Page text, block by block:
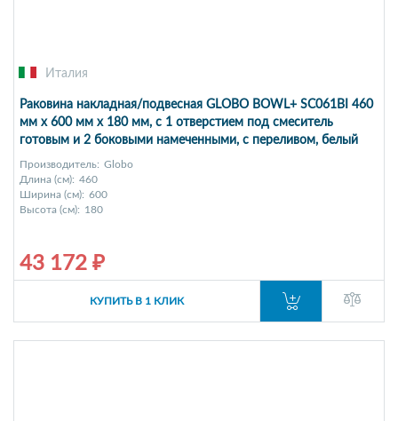
Италия
Раковина накладная/подвесная GLOBO BOWL+ SC061BI 460
мм х 600 мм х 180 мм, c 1 отверстием под смеситель
готовым и 2 боковыми намеченными, с переливом, белый
глянцевый (Снимается с производства)
Производитель: Globo
Длина (см): 460
Ширина (см): 600
Высота (см): 180
43 172 ₽
КУПИТЬ В 1 КЛИК